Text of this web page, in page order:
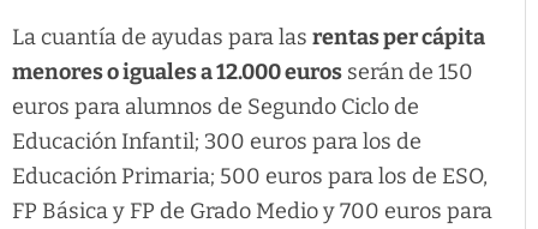
La cuantía de ayudas para las rentas per cápita
menores o iguales a 12.000 euros serán de 150
euros para alumnos de Segundo Ciclo de
Educación Infantil; 300 euros para los de
Educación Primaria; 500 euros para los de ESO,
FP Básica y FP de Grado Medio y 700 euros para